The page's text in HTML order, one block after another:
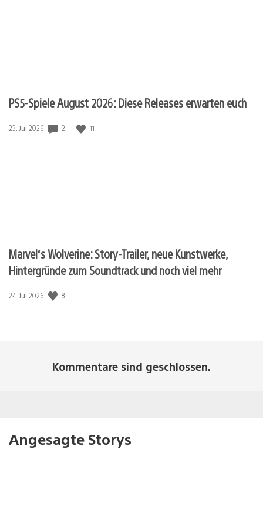
PS5-Spiele August 2026: Diese Releases erwarten euch
Veröffentlichungsdatum:
23. Jul 2026 2 11
Marvel‘s Wolverine: Story-Trailer, neue Kunstwerke,
Hintergründe zum Soundtrack und noch viel mehr
Veröffentlichungsdatum:
24. Jul 2026 8
Kommentare sind geschlossen.
Angesagte Storys